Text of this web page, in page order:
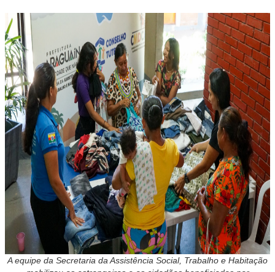
A equipe da Secretaria da Assistência Social, Trabalho e Habitação